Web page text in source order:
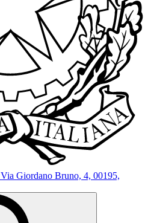
Via Giordano Bruno, 4, 00195,